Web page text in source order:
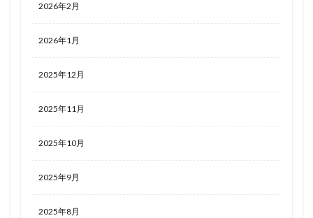
2026年2月
2026年1月
2025年12月
2025年11月
2025年10月
2025年9月
2025年8月